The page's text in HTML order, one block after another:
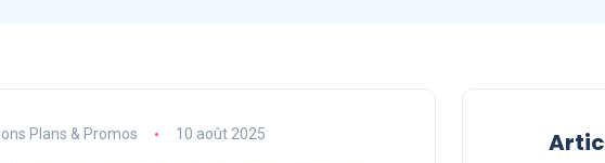
Plans & Promos 10 août 2025